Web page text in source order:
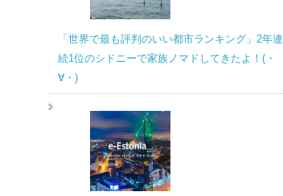
「世界で最も評判のいい都市ランキング」2年連
続1位のシドニーで家族ノマドしてきたよ！(・
∀・)